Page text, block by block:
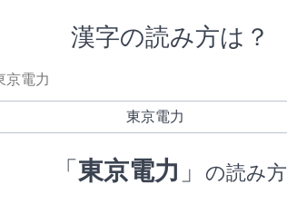
漢字の読み方は？
京電力
「東京電力 」 の読み方